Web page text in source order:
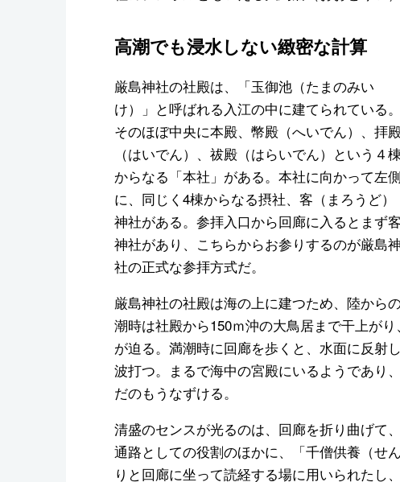
高潮でも浸水しない緻密な計算
厳島神社の社殿は、「玉御池（たまのみい
け）」と呼ばれる入江の中に建てられている。
そのほぼ中央に本殿、幣殿（へいでん）、拝
（はいでん）、祓殿（はらいでん）という４棟
からなる「本社」がある。本社に向かって左側
に、同じく4棟からなる摂社、客（まろうど）
神社がある。参拝入口から回廊に入るとまず客
神社があり、こちらからお参りするのが厳島神
社の正式な参拝方式だ。
厳島神社の社殿は海の上に建つため、陸から
潮時は社殿から150ｍ沖の大鳥居まで干上が
が迫る。満潮時に回廊を歩くと、水面に反射
波打つ。まるで海中の宮殿にいるようであり
だのもうなずける。
清盛のセンスが光るのは、回廊を折り曲げて
通路としての役割のほかに、「千僧供養（せ
りと回廊に坐って読経する場に用いられたし